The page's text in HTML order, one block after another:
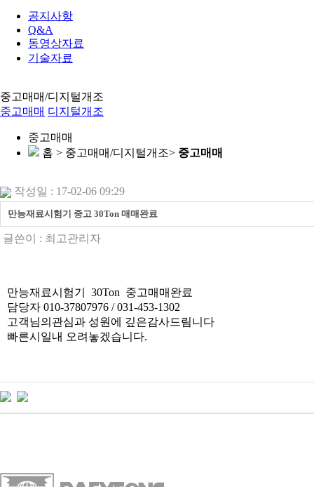
공지사항
Q&A
동영상자료
기술자료
중고매매/디지털개조
중고매매 디지털개조
중고매매
홈 > 중고매매/디지털개조> 중고매매
작성일 : 17-02-06 09:29
만능재료시험기 중고 30Ton 매매완료
글쓴이 : 최고관리자
만능재료시험기 30Ton 중고매매완료
담당자 010-37807976 / 031-453-1302
고객님의관심과 성원에 깊은감사드림니다
빠른시일내 오려놓겠습니다.